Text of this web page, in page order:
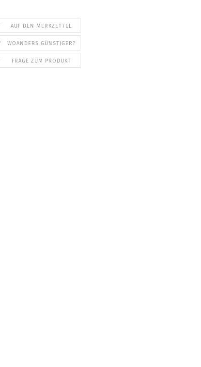
AUF DEN MERKZETTEL
WOANDERS GÜNSTIGER?
FRAGE ZUM PRODUKT